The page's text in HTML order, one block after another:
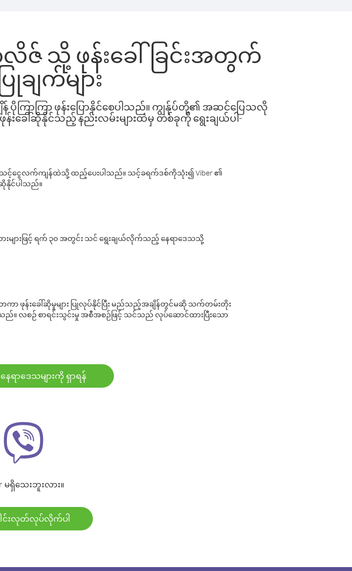
ဘဲလိဇ် သို့ ဖုန်းခေါ်ခြင်းအတွက်
ချက်များ
ပိုကြာကြာ ဖုန်းပြောနိုင်စေပါသည်။ ကျွန်ုပ်တို့၏ အဆင်ပြေသလို
န်းခေါ်ဆိုနိုင်သည့် နည်းလမ်းများထဲမှ တစ်ခုကို ရွေးချယ်ပါ-
င့်ငွေလက်ကျန်ထဲသို့ ထည့်ပေးပါသည်။ သင့်ခရက်ဒစ်ကိုသုံး၍ Viber ၏
ဆိုနိုင်ပါသည်။
များဖြင့် ရက် ၃၀ အတွင်း သင် ရွေးချယ်လိုက်သည့် နေရာဒေသသို့
တကာ ဖုန်းခေါ်ဆိုမှုများ ပြုလုပ်နိုင်ပြီး မည်သည့်အချိန်တွင်မဆို သက်တမ်းတိုး
လစဉ် စာရင်းသွင်းမှု အစီအစဉ်ဖြင့် သင်သည် လုပ်ဆောင်ထားပြီးသော
ရာဒေသများကို ရှာရန်
မရှိသေးဘူးလား။
ါင်းလုတ်လုပ်လိုက်ပါ